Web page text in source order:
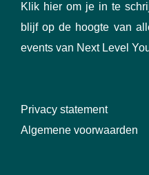
Klik hier om je in te
blijf op de hoogte van
events van Next Level
Privacy statement
Algemene voorwaarden